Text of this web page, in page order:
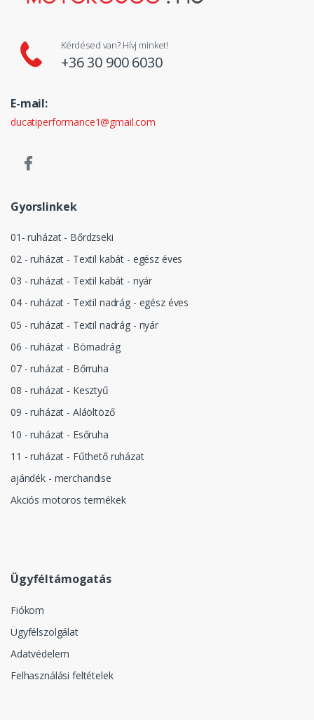
Kérdésed van? Hívj minket!
+36 30 900 6030
E-mail:
ducatiperformance1@gmail.com
Gyorslinkek
01- ruházat - Bőrdzseki
02 - ruházat - Textil kabát - egész éves
03 - ruházat - Textil kabát - nyár
04 - ruházat - Textil nadrág - egész éves
05 - ruházat - Textil nadrág - nyár
06 - ruházat - Börnadrág
07 - ruházat - Bőrruha
08 - ruházat - Kesztyű
09 - ruházat - Aláöltöző
10 - ruházat - Esőruha
11 - ruházat - Fűthető ruházat
ajándék - merchandise
Akciós motoros termékek
Ügyféltámogatás
Fiókom
Ügyfélszolgálat
Adatvédelem
Felhasználási feltételek